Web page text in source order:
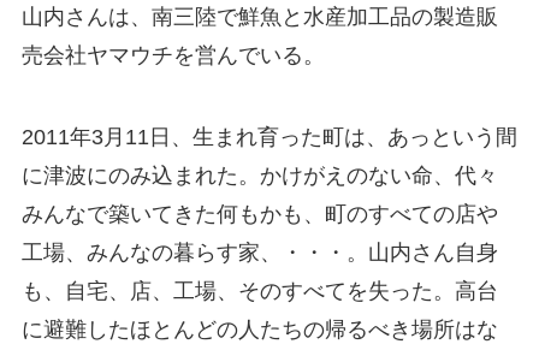
山内さんは、南三陸で鮮魚と水産加工品の製造販
売会社ヤマウチを営んでいる。
2011年3月11日、生まれ育った町は、あっという間
に津波にのみ込まれた。かけがえのない命、代々
みんなで築いてきた何もかも、町のすべての店や
工場、みんなの暮らす家、・・・。山内さん自身
も、自宅、店、工場、そのすべてを失った。高台
に避難したほとんどの人たちの帰るべき場所はな